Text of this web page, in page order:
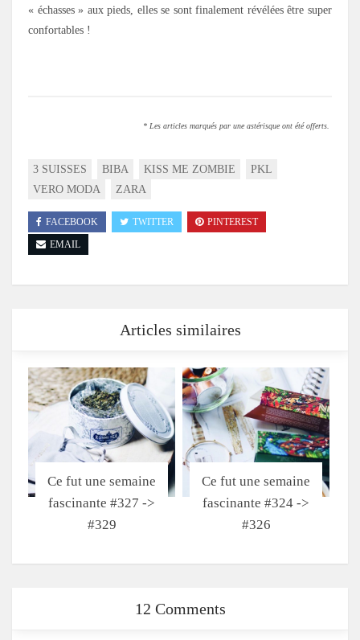
« échasses » aux pieds, elles se sont finalement révélées être super
confortables !
* Les articles marqués par une astérisque ont été offerts.
3 SUISSES BIBA KISS ME ZOMBIE
PKL
VERO MODA
ZARA
FACEBOOK TWITTER
PINTEREST
EMAIL
Articles similaires
Ce fut une semaine
fascinante #327 ->
#329
Ce fut une semaine
fascinante #324 ->
#326
12 Comments